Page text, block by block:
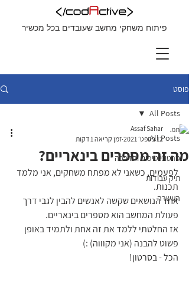
פיתוח משחקי מחשב שעובדים בכל מכשיר
פוסט
All Posts
סרטוני טיפים והדרכה
תיק עבודות
העשרה
All Posts
מה זה מספרים בינאריים?
Assaf Sahar
12 בספט׳ 2021
זמן קריאה 1 דקות
לפעמים, כשאני לא מפתח משחקים, אני מלמד
תכנות.
אחד הנושאים שקשה לאנשים להבין לגבי דרך
פעולת המחשב הוא מספרים בינאריים.
אז החלטתי ללמד את זה אחת ולתמיד באופן
פשוט להבנה (אני מקוווה) :)
הכל - בסרטון!